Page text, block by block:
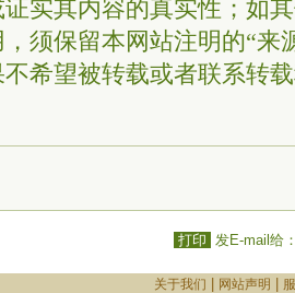
实其内容的真实性；如
须保留本网站注明的“来
希望被转载或者联系转
打印 发E-mail给
关于我们 网站声明